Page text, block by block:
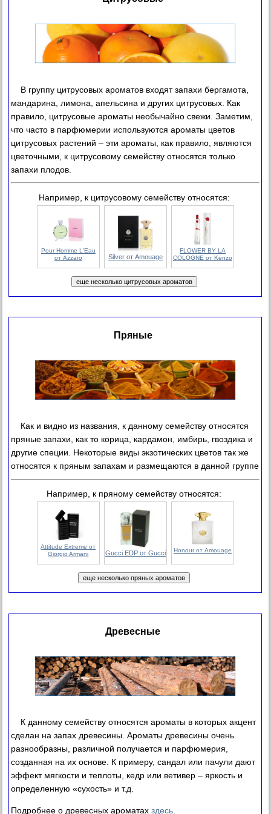
В группу цитрусовых ароматов входят запахи бергамота,
мандарина, лимона, апельсина и других цитрусовых. Как
правило, цитрусовые ароматы необычайно свежи. Заметим,
что часто в парфюмерии используются ароматы цветов
цитрусовых растений – эти ароматы, как правило, являются
цветочными, к цитрусовому семейству относятся только
запахи плодов.
Например, к цитрусовому семейству относятся:
Pour Homme L'Eau
от Azzaro
Silver от Amouage
FLOWER BY LA
COLOGNE от Kenzo
Пряные
Как и видно из названия, к данному семейству относятся
пряные запахи, как то корица, кардамон, имбирь, гвоздика и
другие специи. Некоторые виды экзотических цветов так же
относятся к пряным запахам и размещаются в данной группе
Например, к пряному семейству относятся:
Attitude Extreme от
Giorgio Armani
Gucci EDP от Gucci Honour от Amouage
Древесные
К данному семейству относятся ароматы в которых акцент
сделан на запах древесины. Ароматы древесины очень
разнообразны, различной получается и парфюмерия,
созданная на их основе. К примеру, сандал или пачули дают
эффект мягкости и теплоты, кедр или ветивер – яркость и
определенную «сухость» и т.д.
Подробнее о древесных ароматахздесь.